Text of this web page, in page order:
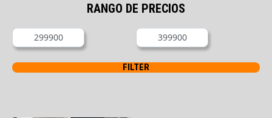
RANGO DE PRECIOS
FILTER